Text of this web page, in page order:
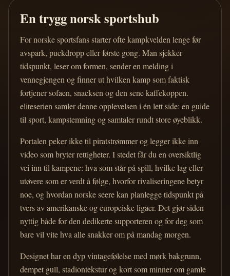
En trygg norsk sportshub
For norske sportsfans starter ofte kampkvelden lenge før
avspark, puckdropp eller første gong. Man sjekker
tidspunkt, leser om formen, sender en melding i
vennegjengen og finner ut hvilken kamp som faktisk
fortjener sofaen, snacksen og den sene kaffekoppen.
eliteserien samler denne opplevelsen i én lett side: en guide
til sport, kampstemning og samtaler rundt store øyeblikk.
Portalen peker ikke til piratstrømmer og legger ikke inn
video som bryter rettigheter. I stedet får du en oversiktlig
vei inn til kampene: hva som står på spill, hvilke lag eller
utøvere som er verdt å følge, hvorfor rivaliseringene betyr
noe, og hvordan norske seere kan planlegge tidspunkt på
tvers av amerikanske og europeiske ligaer. Det gjør siden
nyttig både for den dedikerte supporteren og for deg som
bare vil vite hva alle snakker om på mandag morgen.
Designet har en dyp vintagefølelse med mørk bakgrunn,
dempet gull, stadiontekstur og kort som minner om gamle